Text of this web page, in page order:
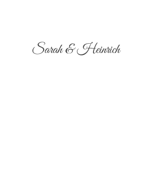
Sarah & Heinrich